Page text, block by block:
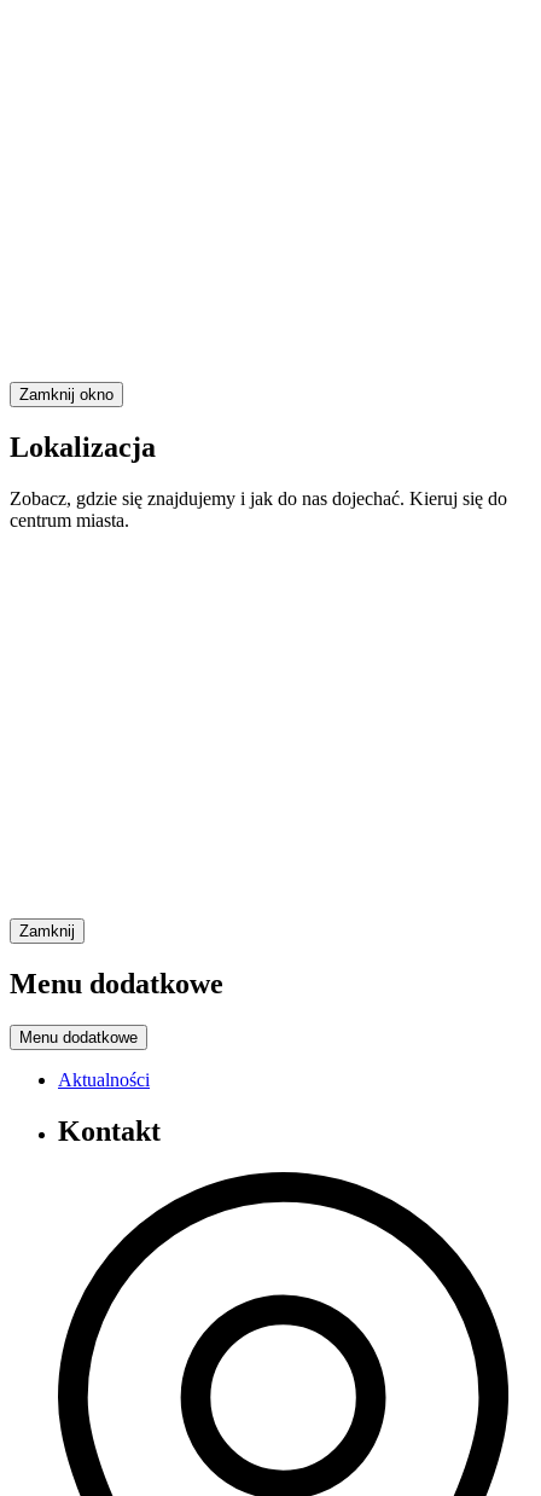
Zamknij okno
Lokalizacja
Zobacz, gdzie się znajdujemy i jak do nas dojechać. Kieruj się do
centrum miasta.
Zamknij
Menu dodatkowe
Menu dodatkowe
Aktualności
Kontakt